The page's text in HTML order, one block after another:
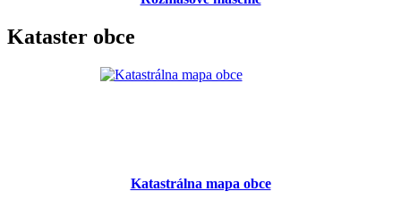
Kataster obce
Katastrálna mapa obce